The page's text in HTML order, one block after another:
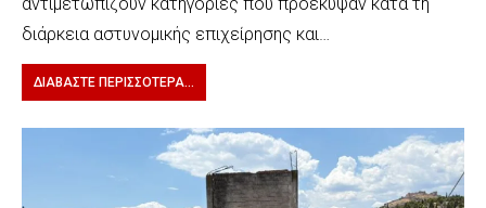
διάρκεια αστυνομικής επιχείρησης και…
ΔΙΑΒΆΣΤΕ ΠΕΡΙΣΣΌΤΕΡΑ...